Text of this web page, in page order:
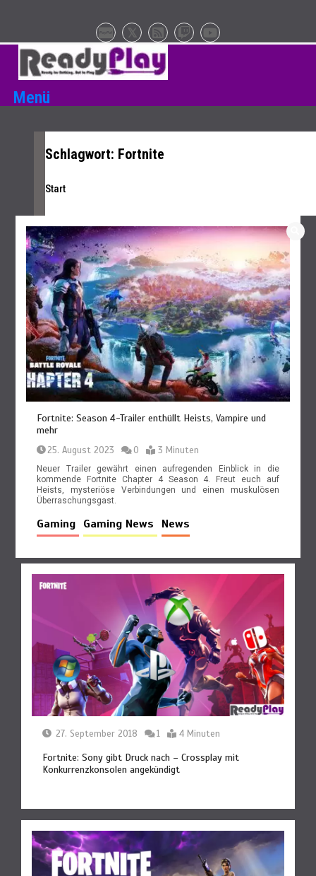
springen
Menü
Schlagwort: Fortnite
Start
Fortnite: Season 4-Trailer enthüllt Heists, Vampire und
mehr
25. August 2023 0 3 Minuten
Neuer Trailer gewährt einen aufregenden Einblick in die
kommende Fortnite Chapter 4 Season 4. Freut euch auf
Heists, mysteriöse Verbindungen und einen muskulösen
Überraschungsgast.
Gaming Gaming News News
27. September 2018 1 4 Minuten
Fortnite: Sony gibt Druck nach – Crossplay mit
Konkurrenzkonsolen angekündigt